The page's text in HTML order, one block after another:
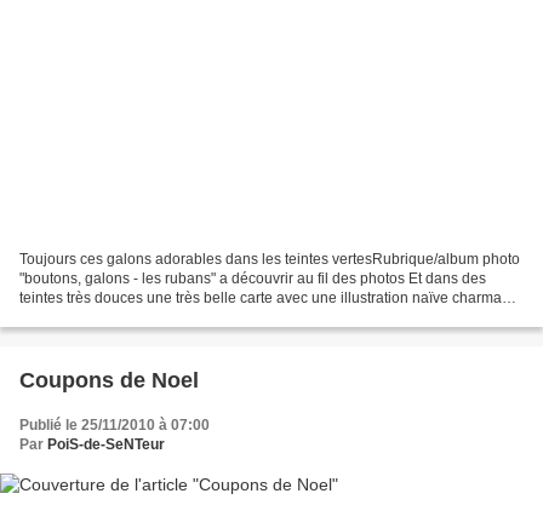
Toujours ces galons adorables dans les teintes vertesRubrique/album photo
"boutons, galons - les rubans" a découvrir au fil des photos Et dans des
teintes très douces une très belle carte avec une illustration naïve charmante
Coupons de Noel
Publié le 25/11/2010 à 07:00
Par PoiS-de-SeNTeur